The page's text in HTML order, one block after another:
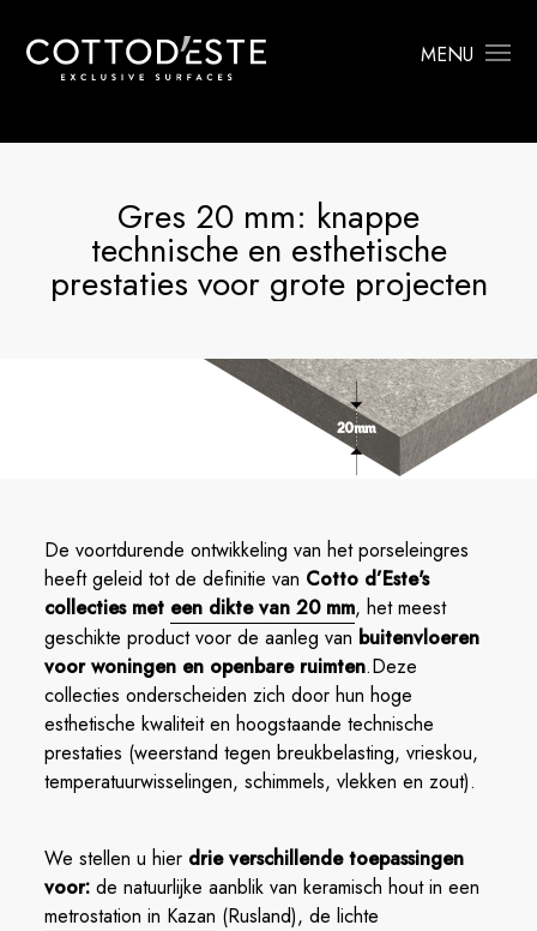
MENU
Gres 20 mm: knappe
technische en esthetische
prestaties voor grote projecten
De voortdurende ontwikkeling van het porseleingres
heeft geleid tot de definitie van Cotto d’Este's
collecties met een dikte van 20 mm, het meest
geschikte product voor de aanleg van buitenvloeren
voor woningen en openbare ruimten.Deze
collecties onderscheiden zich door hun hoge
esthetische kwaliteit en hoogstaande technische
prestaties (weerstand tegen breukbelasting, vrieskou,
temperatuurwisselingen, schimmels, vlekken en zout).
We stellen u hier drie verschillende toepassingen
voor: de natuurlijke aanblik van keramisch hout in een
metrostation in Kazan (Rusland), de lichte